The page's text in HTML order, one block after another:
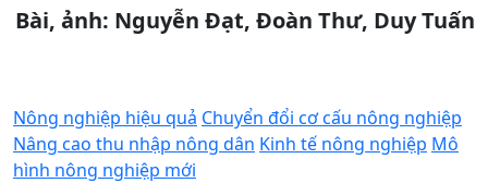
Bài, ảnh: Nguyễn Đạt, Đoàn Thư, Duy Tuấn
Nông nghiệp hiệu quả Chuyển đổi cơ cấu nông nghiệp
Nâng cao thu nhập nông dân Kinh tế nông nghiệp Mô
hình nông nghiệp mới